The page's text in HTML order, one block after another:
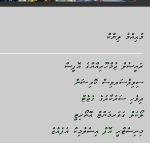
މުޙިއްމު ލިންކް
ރައީސުލް ޖުމްހޫރިއްޔާގެ އޮފީސް
ސިވިލްސަރވިސް ކޮމިޝަން
ދިވެހި ސަރުކާރުގެ ގެޒެޓް
ލޯކަލް ގަވަރމަންޓް އޮތޯރިޓީ
މިނިސްޓްރީ އޮފް އިސްލާމިކް އެފެއާޒް